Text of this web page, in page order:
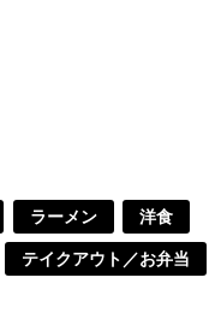
ラーメン 洋食
テイクアウト／お弁当